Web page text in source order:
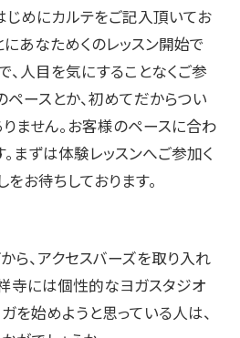
じめにカルテをご記入頂いてお
にあなためくのレッスン開始で
、人目を気にすることなくご参
ペースとか、初めてだからつい
ません。お客様のペースに合わ
まずは体験レッスンへご参加く
お待ちしております。
ら、アクセスバーズを取り入れ
寺には個性的なヨガスタジオ
を始めようと思っている人は、